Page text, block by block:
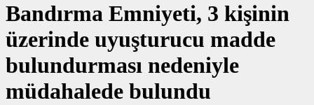
Bandırma Emniyeti, 3 kişinin
üzerinde uyuşturucu madde
bulundurması nedeniyle
müdahalede bulundu